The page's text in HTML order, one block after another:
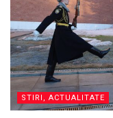
STIRI, ACTUALITATE